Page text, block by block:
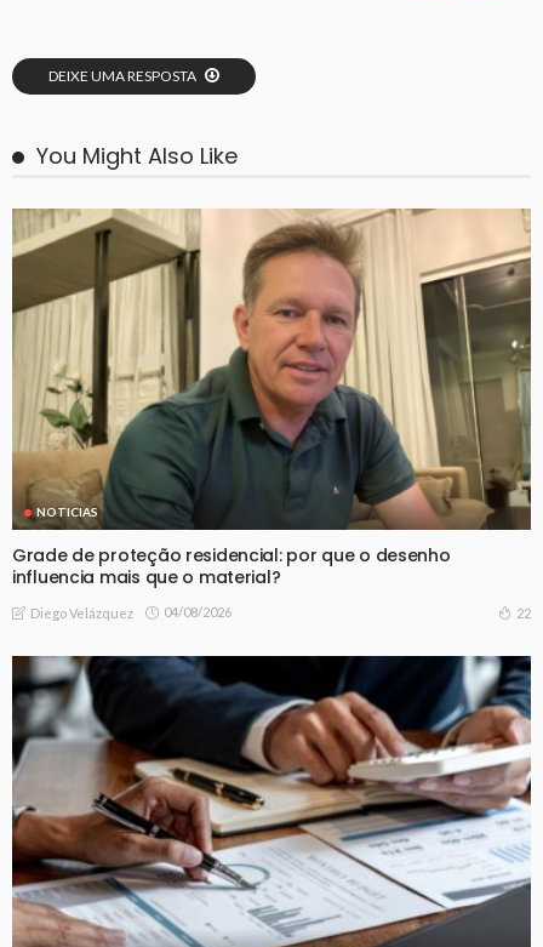
DEIXE UMA RESPOSTA
You Might Also Like
NOTICIAS
Grade de proteção residencial: por que o desenho
influencia mais que o material?
Diego Velázquez 04/08/2026 22